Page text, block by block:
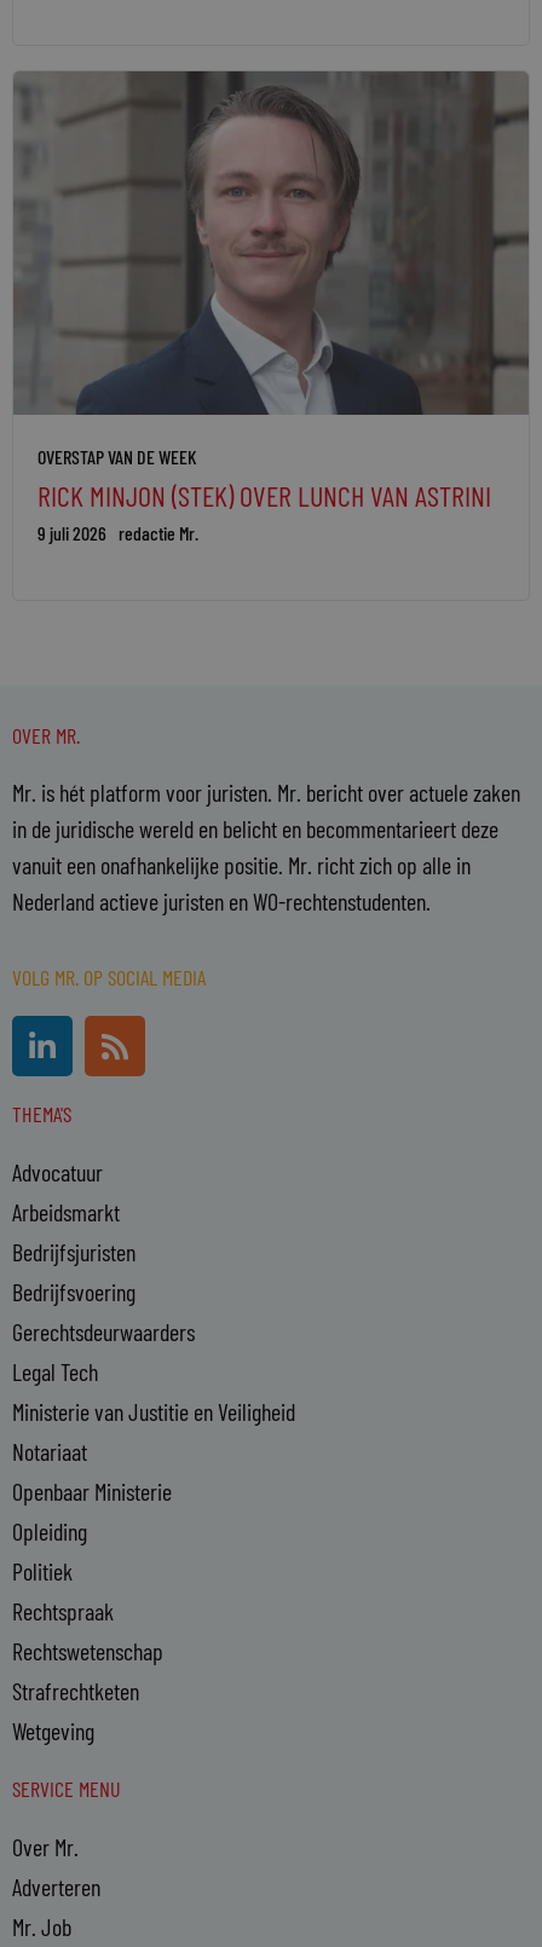
OVERSTAP VAN DE WEEK
RICK MINJON (STEK) OVER LUNCH VAN ASTRINI
9 juli 2026 redactie Mr.
OVER MR.
Mr. is hét platform voor juristen. Mr. bericht over actuele zaken
in de juridische wereld en belicht en becommentarieert deze
vanuit een onafhankelijke positie. Mr. richt zich op alle in
Nederland actieve juristen en WO-rechtenstudenten.
VOLG MR. OP SOCIAL MEDIA
L
i
n
k
d
i
n
-
i
n
R
s
s
THEMA'S
Advocatuur
Arbeidsmarkt
Bedrijfsjuristen
Bedrijfsvoering
Gerechtsdeurwaarders
Legal Tech
Ministerie van Justitie en Veiligheid
Notariaat
Openbaar Ministerie
Opleiding
Politiek
Rechtspraak
Rechtswetenschap
Strafrechtketen
Wetgeving
SERVICE MENU
Over Mr.
Adverteren
Mr. Job